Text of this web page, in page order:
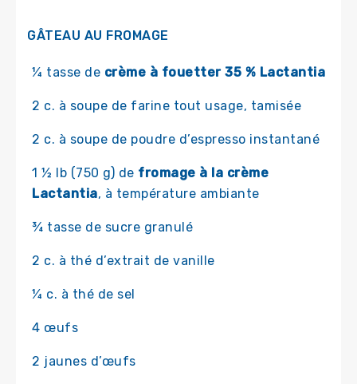
GÂTEAU AU FROMAGE
¼ tasse de crème à fouetter 35 % Lactantia
2 c. à soupe de farine tout usage, tamisée
2 c. à soupe de poudre d’espresso instantané
1 ½ lb (750 g) de fromage à la crème
Lactantia, à température ambiante
¾ tasse de sucre granulé
2 c. à thé d’extrait de vanille
¼ c. à thé de sel
4 œufs
2 jaunes d’œufs